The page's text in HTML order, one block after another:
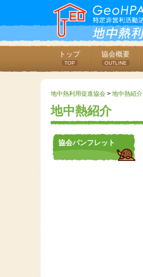
トップ
TOP
協会概要
OUTLINE
地中熱利用促進協会 > 地中熱紹介
地中熱紹介
協会パンフレット